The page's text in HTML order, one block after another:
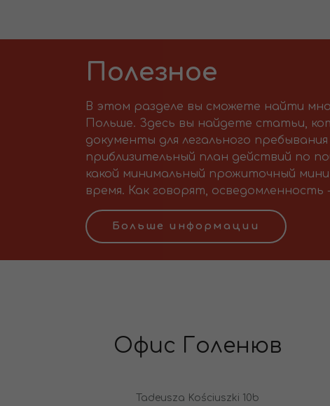
Полезное
В этом разделе вы сможете найти
Польше. Здесь вы найдете статьи,
документы для легального
приблизительный план действий по
какой минимальный прожиточный
время. Как говорят, осведомленность
Больше информации
Офис Голенюв
Tadeusza Kościuszki 10b